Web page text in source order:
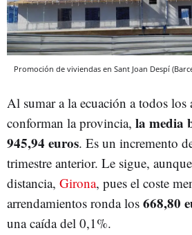
Promoción de viviendas en Sant Joan Despí
Al sumar a la ecuación a todos los
conforman la provincia, la media
945,94 euros. Es un incremento
trimestre anterior. Le sigue,
distancia, Girona, pues el coste
arrendamientos ronda los 668,80
una caída del 0,1%.